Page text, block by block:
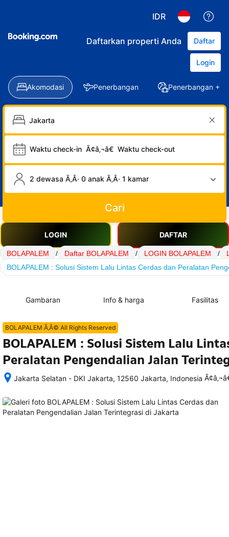
IDR
Daftarkan properti Anda Daftar
Login
Akomodasi Penerbangan Penerbangan +
Waktu check-in Ã¢â‚¬â€ Waktu check-out
2 dewasa Ã‚Â· 0 anak Ã‚Â· 1 kamar
Cari
LOGIN DAFTAR
BOLAPALEM / Daftar BOLAPALEM / LOGIN BOLAPALEM /
BOLAPALEM : Solusi Sistem Lalu Lintas Cerdas dan Peralatan
Gambaran Info & harga Fasilitas
BOLAPALEM Ã‚Â© All Rights Reserved
BOLAPALEM : Solusi Sistem Lalu
Peralatan Pengendalian Jalan
Jakarta Selatan - DKI Jakarta, 12560 Jakarta, Indonesia
memesan,
semua